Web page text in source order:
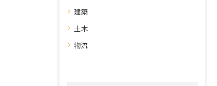
建築
土木
物流